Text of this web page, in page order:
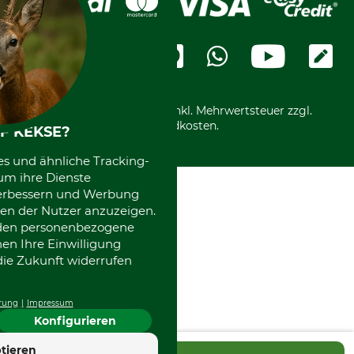
Bestellung widerrufen
Widerrufsbelehrung
Widerrufsformular
Kostenloser Rückversand
Nachhaltigkeit
Entsorgung und Umwelt
Datenschutz Print
Ratenkauf
Rechnung
Vorkasse
Karriere
Termine
Ladengeschäft
Motorgeräteshop
Über uns
Community
International
Alle Preise in Euro und inkl. Mehrwertsteuer zzgl.
Versandkosten.
KEKSE?
und ähnliche Tracking-
ihre Dienste
und Werbung
der Nutzer anzuzeigen.
personenbezogene
Ihre Einwilligung
Zukunft widerrufen
Impressum
Konfigurieren